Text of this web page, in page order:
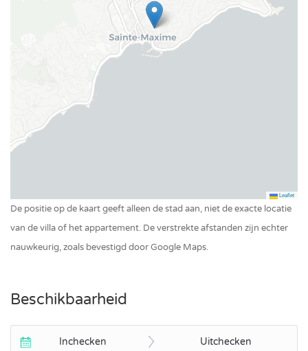
Privé zwembad buiten
Leaflet
De positie op de kaart geeft alleen de stad aan, niet de exacte locatie
van de villa of het appartement. De verstrekte afstanden zijn echter
nauwkeurig, zoals bevestigd door Google Maps.
Beschikbaarheid
Inchecken Uitchecken